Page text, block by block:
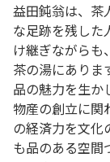
益田鈍翁は、茶
な足跡を残した
け継ぎながらも
茶の湯にありま
品の魅力を生か
物産の創立に関
の経済力を文化
も品のある空間